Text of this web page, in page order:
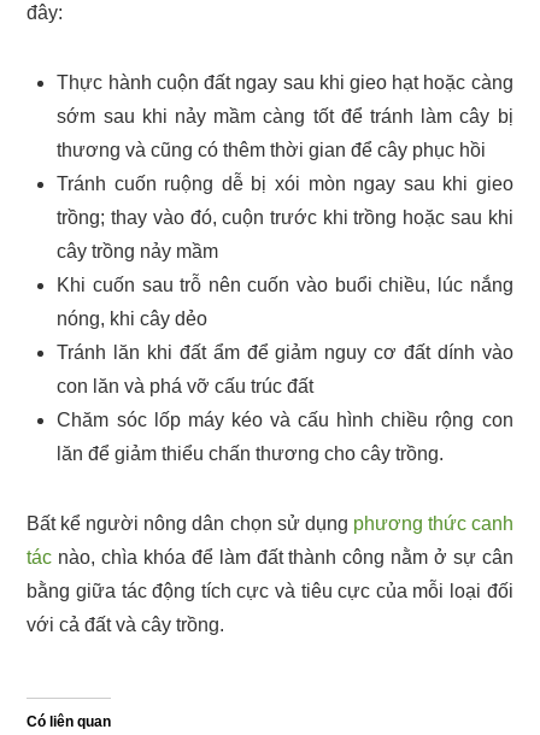
đây:
Thực hành cuộn đất ngay sau khi gieo hạt hoặc càng
sớm sau khi nảy mầm càng tốt để tránh làm cây bị
thương và cũng có thêm thời gian để cây phục hồi
Tránh cuốn ruộng dễ bị xói mòn ngay sau khi gieo
trồng; thay vào đó, cuộn trước khi trồng hoặc sau khi
cây trồng nảy mầm
Khi cuốn sau trỗ nên cuốn vào buổi chiều, lúc nắng
nóng, khi cây dẻo
Tránh lăn khi đất ẩm để giảm nguy cơ đất dính vào
con lăn và phá vỡ cấu trúc đất
Chăm sóc lốp máy kéo và cấu hình chiều rộng con
lăn để giảm thiểu chấn thương cho cây trồng.
Bất kể người nông dân chọn sử dụng phương thức canh
tác nào, chìa khóa để làm đất thành công nằm ở sự cân
bằng giữa tác động tích cực và tiêu cực của mỗi loại đối
với cả đất và cây trồng.
Có liên quan